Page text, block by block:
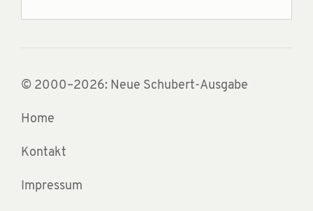
© 2000–2026: Neue Schubert-Ausgabe
Home
Kontakt
Impressum